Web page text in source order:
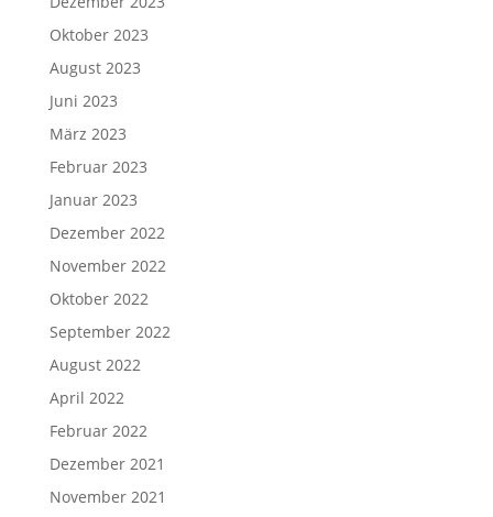
Oktober 2023
August 2023
Juni 2023
März 2023
Februar 2023
Januar 2023
Dezember 2022
November 2022
Oktober 2022
September 2022
August 2022
April 2022
Februar 2022
Dezember 2021
November 2021